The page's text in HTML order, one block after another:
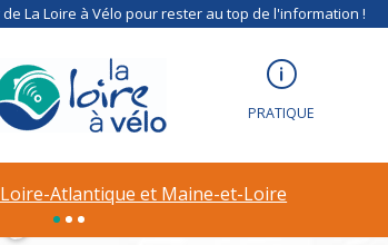
La Loire à Vélo pour rester au top de l'information !
PRATIQUE
Atlantique et Maine-et-Loire
de Sully